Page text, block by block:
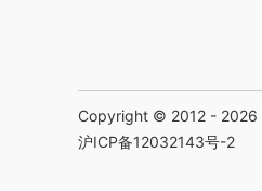
Copyright © 2012 - 2026
沪ICP备12032143号-2